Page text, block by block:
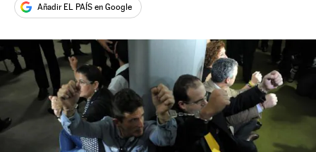
Añadir EL PAÍS en Google